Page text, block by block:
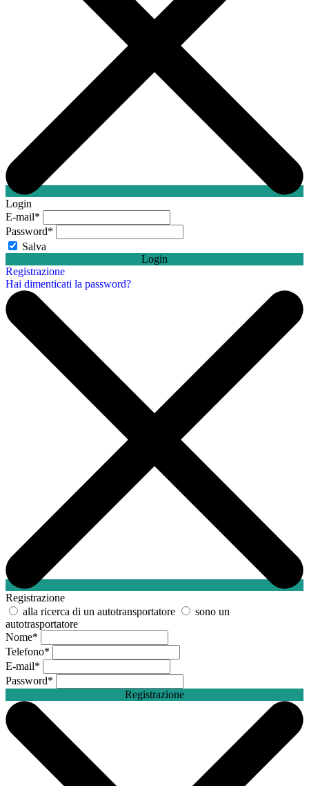
Login
E-mail*
Password*
Salva
Login
Registrazione
Hai dimenticati la password?
Registrazione
alla ricerca di un autotransportatore
sono un
autotrasportatore
Nome*
Telefono*
E-mail*
Password*
Registrazione